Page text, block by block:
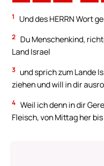
1 Und des HERRN Wort
2
Du Menschenkind,
Land Israel
3 und sprich zum Lande
ziehen und will in dir
4 Weil ich denn in dir
Fleisch, von Mittag her